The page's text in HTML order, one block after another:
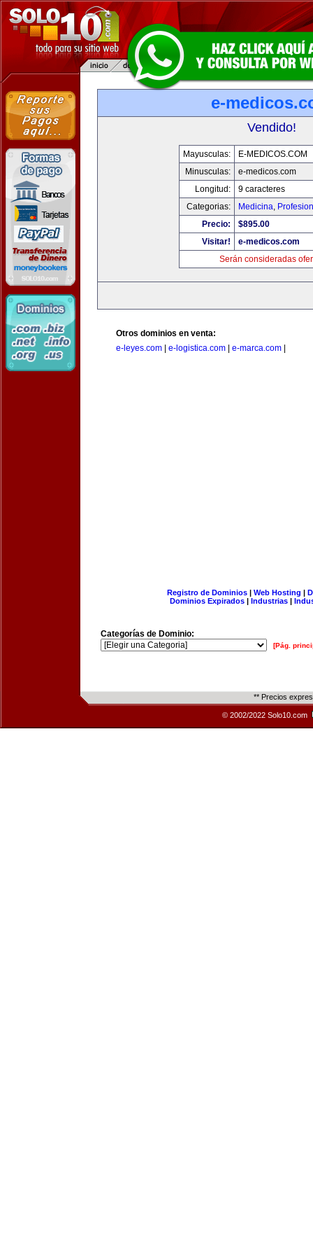
e-
Vendido!
Mayusculas:
E-MEDICOS.COM
Minusculas:
e-medicos.com
Longitud:
9 caracteres
Categorias:
Medicina,
Precio:
$895.00
Visitar!
e-medicos.com
Serán consideradas
Otros dominios en venta:
e-leyes.com
e-logistica.com e-marca.com
Registro de Dominios| Web Hosting |
Dominios Expirados | Industrias |
Categorías de Dominio:
[Pág.
** Precios
© 2002/2022 Solo10.com